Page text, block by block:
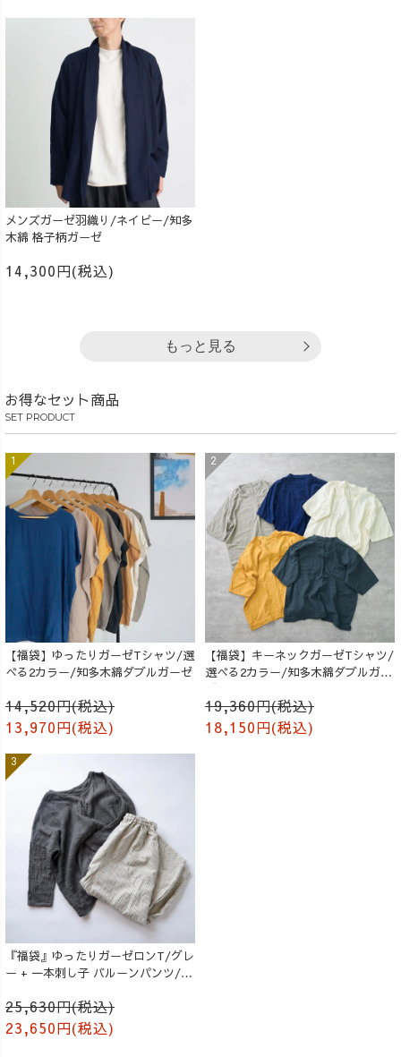
メンズガーゼ羽織り/ネイビー/知多
木綿 格子柄ガーゼ
14,300円(税込)
もっと見る
お得なセット商品
SET PRODUCT
【福袋】ゆったりガーゼTシャツ/選
べる2カラー/知多木綿ダブルガーゼ
14,520円(税込)
13,970円(税込)
【福袋】キーネックガーゼTシャツ/
選べる2カラー/知多木綿ダブルガー
ゼ
19,360円(税込)
18,150円(税込)
『福袋』ゆったりガーゼロンT/グレ
ー + 一本刺し子 バルーンパンツ/生
25,630円(税込)
23,650円(税込)